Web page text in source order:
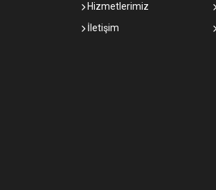
Hizmetlerimiz
İletişim